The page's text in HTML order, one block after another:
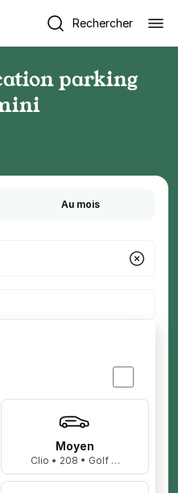
Rechercher
parking
Au mois
?
Moyen
Clio • 208 • Golf …